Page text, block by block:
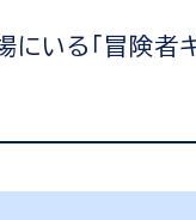
にいる「冒険者